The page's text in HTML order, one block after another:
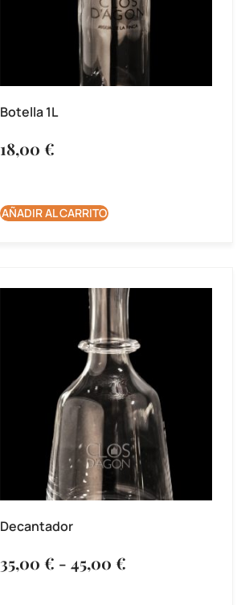
Botella 1L
18,00 €
AÑADIR AL CARRITO
Decantador
35,00 € - 45,00 €